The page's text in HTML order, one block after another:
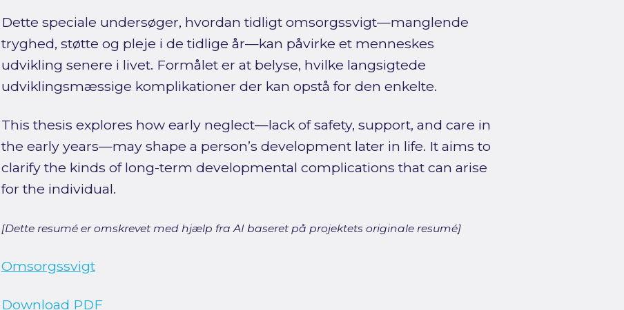
Dette speciale undersøger, hvordan tidligt omsorgssvigt—manglende
tryghed, støtte og pleje i de tidlige år—kan påvirke et menneskes
udvikling senere i livet. Formålet er at belyse, hvilke langsigtede
udviklingsmæssige komplikationer der kan opstå for den enkelte.
This thesis explores how early neglect—lack of safety, support, and care in
the early years—may shape a person’s development later in life. It aims to
clarify the kinds of long-term developmental complications that can arise
for the individual.
[Dette resumé er omskrevet med hjælp fra AI baseret på projektets originale resumé]
Omsorgssvigt
Download PDF